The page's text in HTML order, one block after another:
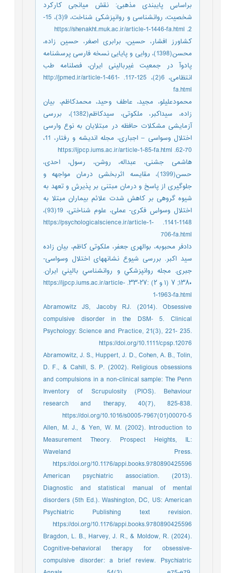
براساس پایبندی مذهبی: نقش میانجی کارکرد
شخصیت، روانشناسی و روانپزشکی شناخت، 9(3)، 15-
2. https://shenakht.muk.ac.ir/article-1-1446-fa.html
کشاورز افشار، حسین، برابری اصغر، حسین زاده،
محسن(1398)، روایی و پایایی نسخه فارسی پرسشنامه
پادوآ در جمعیت غیربالینی ایران، فصلنامه طب
انتظامی، 6(2)، 125-117. http://jpmed.ir/article-1-461-
fa.html
محمودعلیلو، مجید، عاطف وحید، محمدکاظم، بیان
زاده، سیداکبر، ملکوتی، سیدکاظم(1382)، بررسی
آزمایشی مشکلات حافظه در مبتلایان به نوع وارسی
اختلال وسواسی – اجباری، مجله اندیشه و رفتار، 11،
70-62. https://ijpcp.iums.ac.ir/article-1-85-fa.html
هاشمی جشنی، عبداله، روشن، رسول، احدی،
حسن(1399)، مقایسه اثربخشی درمان مواجهه و
جلوگیری از پاسخ و درمان مبتنی بر پذیرش و تعهد به
شیوه گروهی بر کاهش شدت علائم بیماران مبتلا به
اختلال وسواس فکری- عملی، علوم شناختی، 19(93)،
1148-1141. https://psychologicalscience.ir/article-1-
706-fa.html
دادفر محبوبه، بوالهری جعفر، ملکوتی کاظم، بیان زاده
سید اکبر. بررسی شیوع نشانه‏های اختلال وسواسی-
جبری. مجله روانپزشكي و روانشناسي باليني ايران.
۱۳۸۰; ۷ (۱ و ۲) :۲۷-۳۳. https://ijpcp.iums.ac.ir/article-
1-1963-fa.html
Abramowitz JS, Jacoby RJ. (2014). Obsessive
compulsive disorder in the DSM‐ 5. Clinical
Psychology: Science and Practice, 21(3), 221- 235.
https://doi.org/10.1111/cpsp.12076
Abramowitz, J. S., Huppert, J. D., Cohen, A. B., Tolin,
D. F., & Cahill, S. P. (2002). Religious obsessions
and compulsions in a non-clinical sample: The Penn
Inventory of Scrupulosity (PIOS). Behaviour
research and therapy, 40(7), 825-838.
https://doi.org/10.1016/s0005-7967(01)00070-5
Allen, M. J., & Yen, W. M. (2002). Introduction to
Measurement Theory. Prospect Heights, IL:
Waveland Press.
https://doi.org/10.1176/appi.books.9780890425596
American psychiatric association. (2013).
Diagnostic and statistical manual of mental
disorders (5th Ed.). Washington, DC, US: American
Psychiatric Publishing text revision.
https://doi.org/10.1176/appi.books.9780890425596
Bragdon, L. B., Harvey, J. R., & Moldow, R. (2024).
Cognitive-behavioral therapy for obsessive-
compulsive disorder: a brief review. Psychiatric